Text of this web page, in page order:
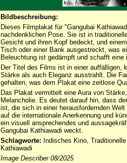
Bildbeschreibung:
Dieses Filmplakat für "Gangubai
nachdenklichen Pose. Sie ist in
Gesicht und ihren Kopf bedeckt, und
Tisch oder einer Bank ausgestreckt, was
Beleuchtung ist gedämpft und schafft
Der Titel des Films ist in einer auffälligen,
Stärke als auch Eleganz ausstrahlt. Die
gehalten, was dem Plakat eine zeitlose
Das Plakat vermittelt eine Aura von
Melancholie. Es deutet darauf hin, dass
ist, die sich in einer herausfordernden
auf die internationale Anerkennung und
ein visuell ansprechendes und
Gangubai Kathiawadi weckt.
Schlagworte: Indisches Kino,
Kathiawadi
Image Describer 08/2025